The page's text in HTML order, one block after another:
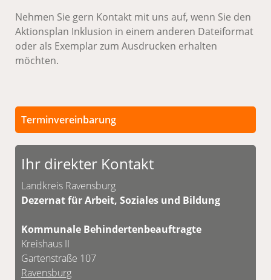
Nehmen Sie gern Kontakt mit uns auf, wenn Sie den
Aktionsplan Inklusion in einem anderen Dateiformat
oder als Exemplar zum Ausdrucken erhalten
möchten.
Terminvereinbarung
Persönliche Termine sind nach vorheriger
Vereinbarung möglich.
Ihr direkter Kontakt
Landkreis Ravensburg
Dezernat für Arbeit, Soziales und Bildung
Kommunale Behindertenbeauftragte
Kreishaus II
Gartenstraße 107
Ravensburg